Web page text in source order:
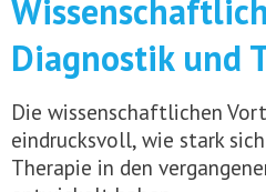
Diagnostik und
Die wissenschaftlichen
eindrucksvoll, wie stark
Therapie in den